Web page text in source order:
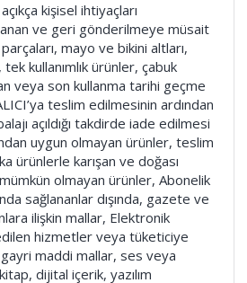
kişisel ihtiyaçları
ve geri gönderilmeye müsait
mayo ve bikini altları,
kullanımlık ürünler, çabuk
veya son kullanma tarihi geçme
teslim edilmesinin ardından
açıldığı takdirde iade edilmesi
uygun olmayan ürünler, teslim
ürünlerle karışan ve doğası
mümkün olmayan ürünler, Abonelik
sağlananlar dışında, gazete ve
ilişkin mallar, Elektronik
hizmetler veya tüketiciye
maddi mallar, ses veya
dijital içerik, yazılım